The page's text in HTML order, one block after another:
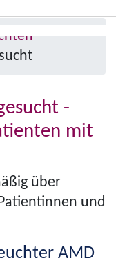
-
mit
über
und
AMD